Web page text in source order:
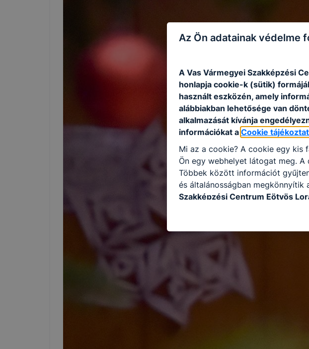
Az Ön adatainak védelme
A Vas Vármegyei Szakképzési
honlapja cookie-k (sütik)
használt eszközén, amely
alábbiakban lehetősége van
alkalmazását kívánja
információkat a Cookie
Mi az a cookie? A cookie egy kis
Ön egy webhelyet látogat meg.
Többek között információt
és általánosságban megkönnyítik
Szakképzési Centrum Eötvös
következő célokból használja:
használja Ön a honlapot -annak
látogatja, vagy használja
még jobb felhasználói élményt,
fejlesztése. Hogyan ellenőrizheti
Minden modern böngésző
legtöbb böngésző
ezek általában
célja honlapunk
előfordulhat, hogy felhasználóink
teljes körű használatára, vagy a